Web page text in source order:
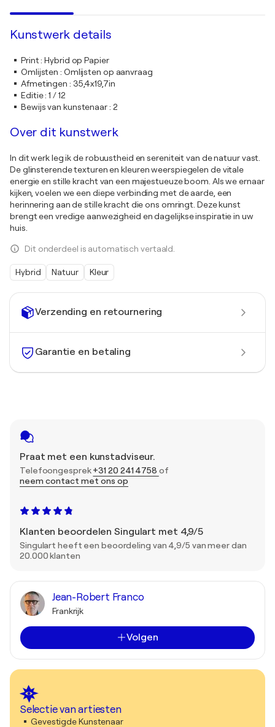
Verzending en retournering
Garantie en betaling
Praat met een kunstadviseur.
Telefoongesprek+31 20 241 4758 of
neem contact met ons op
Klanten beoordelen Singulart met 4,9/5
Singulart heeft een beoordeling van 4,9/5 van meer dan
20.000 klanten
Jean-Robert Franco
Frankrijk
Volgen
Selectie van artiesten
Gevestigde Kunstenaar
Kunstwerk details
Print:Hybrid op Papier
Omlijsten : Omlijsten op aanvraag
Afmetingen : 35,4x19,7in
Editie:1 / 12
Bewijs van kunstenaar: 2
Over dit kunstwerk
In dit werk leg ik de robuustheid en sereniteit van de natuur vast.
De glinsterende texturen en kleuren weerspiegelen de vitale
energie en stille kracht van een majestueuze boom. Als we ernaar
kijken, voelen we een diepe verbinding met de aarde, een
herinnering aan de stille kracht die ons omringt. Deze kunst
brengt een vredige aanwezigheid en dagelijkse inspiratie in uw
huis.
Dit onderdeel is automatisch vertaald.
Hybrid Natuur Kleur